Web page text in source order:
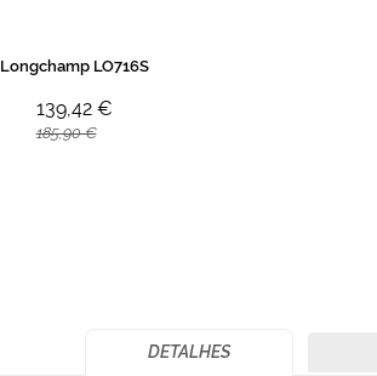
Longchamp LO716S
139,42 €
185,90 €
DETALHES